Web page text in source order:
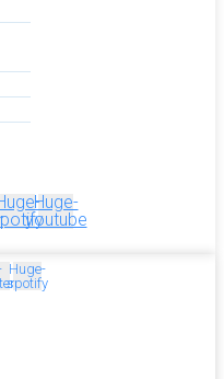
Huge-
youtube
Huge-
spotify